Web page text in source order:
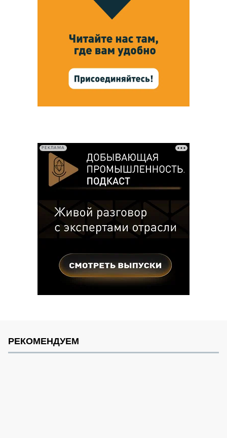
РЕКЛАМА
РЕКОМЕНДУЕМ